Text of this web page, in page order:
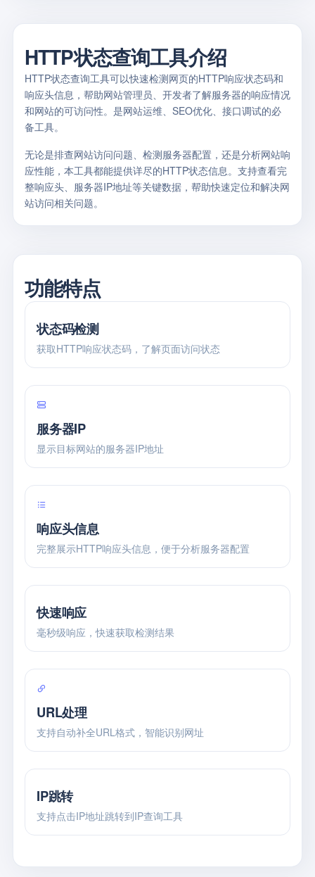
HTTP状态查询工具介绍
HTTP状态查询工具可以快速检测网页的HTTP响应状态码和
响应头信息，帮助网站管理员、开发者了解服务器的响应情况
和网站的可访问性。是网站运维、SEO优化、接口调试的必
备工具。
无论是排查网站访问问题、检测服务器配置，还是分析网站响
应性能，本工具都能提供详尽的HTTP状态信息。支持查看完
整响应头、服务器IP地址等关键数据，帮助快速定位和解决网
站访问相关问题。
功能特点
状态码检测
获取HTTP响应状态码，了解页面访问状态
服务器IP
显示目标网站的服务器IP地址
响应头信息
完整展示HTTP响应头信息，便于分析服务器配置
快速响应
毫秒级响应，快速获取检测结果
URL处理
支持自动补全URL格式，智能识别网址
IP跳转
支持点击IP地址跳转到IP查询工具